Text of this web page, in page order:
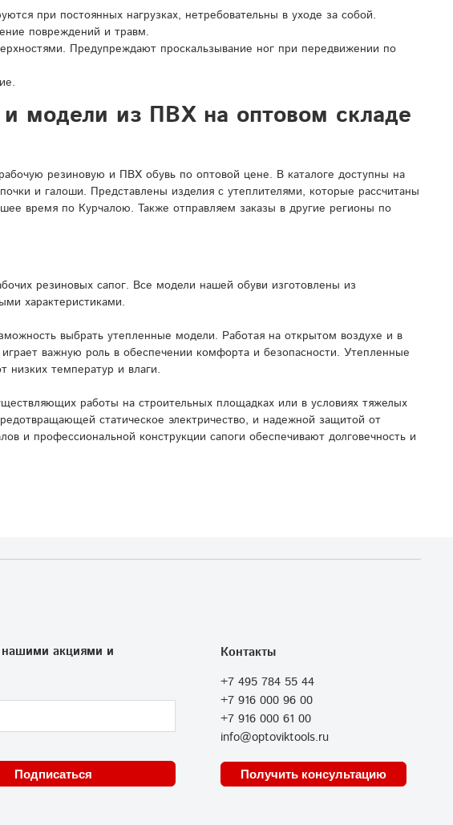
при постоянных нагрузках, нетребовательны в уходе за собой.
повреждений и травм.
Предупреждают проскальзывание ног при передвижении по
и модели из ПВХ на оптовом складе
резиновую и ПВХ обувь по оптовой цене. В каталоге доступны на
и галоши. Представлены изделия с утеплителями, которые рассчитаны
время по Курчалою. Также отправляем заказы в другие регионы по
резиновых сапог. Все модели нашей обуви изготовлены из
характеристиками.
выбрать утепленные модели. Работая на открытом воздухе и в
важную роль в обеспечении комфорта и безопасности. Утепленные
низких температур и влаги.
работы на строительных площадках или в условиях тяжелых
статическое электричество, и надежной защитой от
и профессиональной конструкции сапоги обеспечивают долговечность и
Контакты
+7 495 784 55 44
+7 916 000 96 00
+7 916 000 61 00
info@optoviktools.ru
Получить консультацию
акциями и
Подписаться